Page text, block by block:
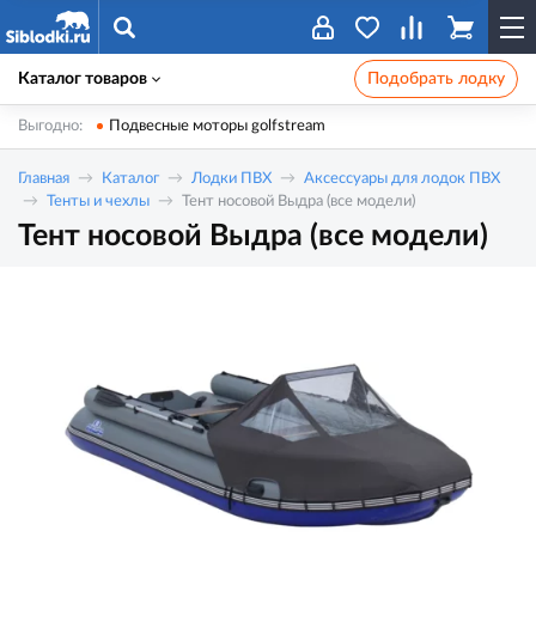
Каталог товаров Подобрать лодку
Выгодно: Подвесные моторы golfstream
Главная Каталог Лодки ПВХ
Аксессуары для лодок ПВХ
Тенты и чехлы
Тент носовой Выдра (все модели)
Тент носовой Выдра (все модели)